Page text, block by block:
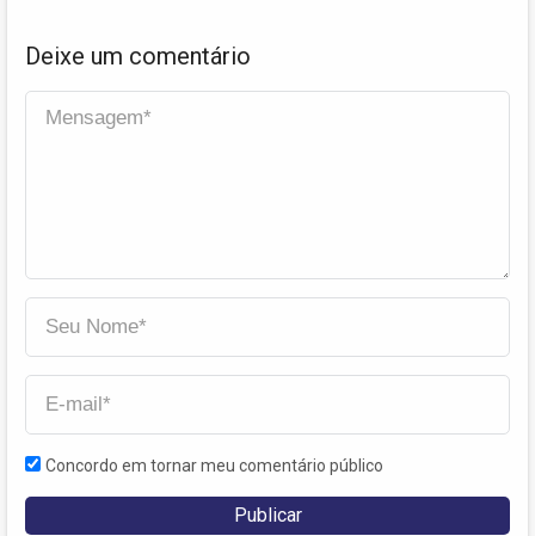
Deixe um comentário
Concordo em tornar meu comentário público